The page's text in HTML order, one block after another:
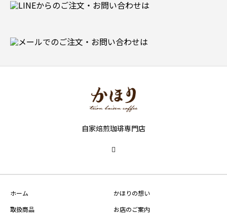
自家焙煎珈琲専門店
ホーム
かほりの想い
取扱商品
お店のご案内